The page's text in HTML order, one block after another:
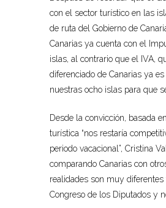
con el sector turístico en las
de ruta del Gobierno de
Canarias ya cuenta con el
islas, al contrario que el IVA,
diferenciado de Canarias ya
nuestras ocho islas para que
Desde la convicción, basada
turística “nos restaría
periodo vacacional”, Cristina
comparando Canarias con
realidades son muy
Congreso de los Diputados y